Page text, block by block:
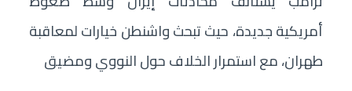
أمريكية جديدة، حيث تبحث واشنطن خيارات لمعاقبة
طهران، مع استمرار الخلاف حول النووي ومضيق